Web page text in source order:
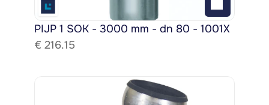
PIJP 1 SOK - 3000 mm - dn 80 - 1001X
€ 216.15